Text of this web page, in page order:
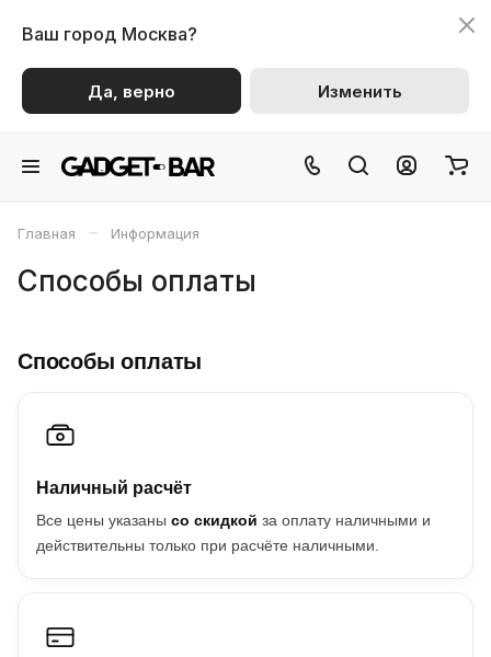
Ваш город Москва?
Да, верно Изменить
Главная – Информация
Способы оплаты
Способы оплаты
Наличный расчёт
Все цены указаны со скидкой за оплату наличными и
действительны только при расчёте наличными.